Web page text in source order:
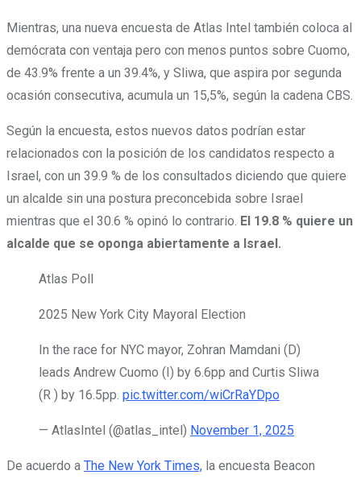
Mientras, una nueva encuesta de Atlas Intel también coloca al
demócrata con ventaja pero con menos puntos sobre Cuomo,
de 43.9% frente a un 39.4%, y Sliwa, que aspira por segunda
ocasión consecutiva, acumula un 15,5%, según la cadena CBS.
Según la encuesta, estos nuevos datos podrían estar
relacionados con la posición de los candidatos respecto a
Israel, con un 39.9 % de los consultados diciendo que quiere
un alcalde sin una postura preconcebida sobre Israel
mientras que el 30.6 % opinó lo contrario. El 19.8 % quiere un
alcalde que se oponga abiertamente a Israel.
Atlas Poll
2025 New York City Mayoral Election
In the race for NYC mayor, Zohran Mamdani (D)
leads Andrew Cuomo (I) by 6.6pp and Curtis Sliwa
(R ) by 16.5pp. pic.twitter.com/wiCrRaYDpo
— AtlasIntel (@atlas_intel) November 1, 2025
De acuerdo a The New York Times, la encuesta Beacon